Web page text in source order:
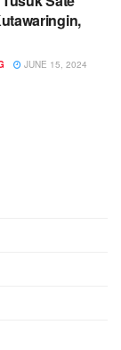
JUNE 15, 2024